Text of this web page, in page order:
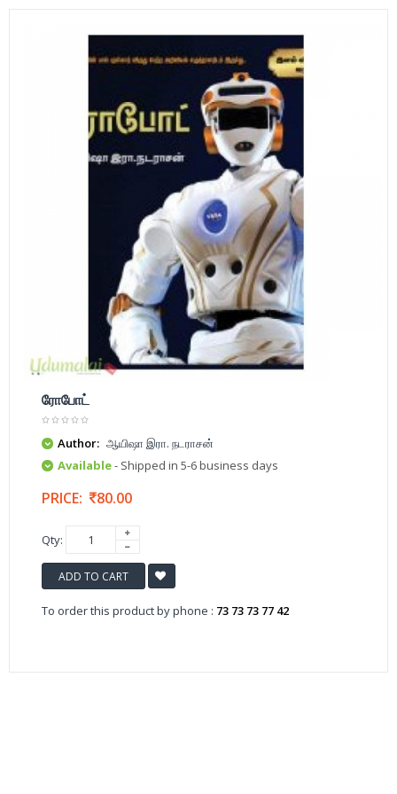
ரோபோட்
Author: ஆயிஷா இரா. நடராசன்
Available- Shipped in 5-6 business days
PRICE: 80.00
Qty:
ADD TO CART
To order this product by phone : 73 73 73 77 42